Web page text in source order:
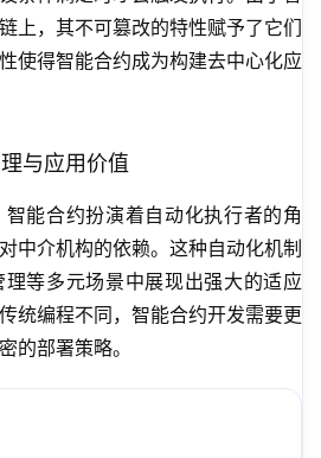
上，其不可篡改的特性赋予了它们
使得智能合约成为构建去中心化应
与应用价值
能合约扮演着自动化执行者的角
中介机构的依赖。这种自动化机制
等多元场景中展现出强大的适应
统编程不同，智能合约开发需要更
的部署策略。